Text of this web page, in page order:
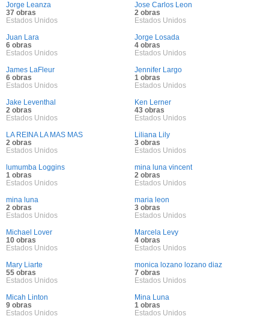
Jorge Leanza
37 obras
Estados Unidos
Jose Carlos Leon
2 obras
Estados Unidos
Juan Lara
6 obras
Estados Unidos
Jorge Losada
4 obras
Estados Unidos
James LaFleur
6 obras
Estados Unidos
Jennifer Largo
1 obras
Estados Unidos
Jake Leventhal
2 obras
Estados Unidos
Ken Lerner
43 obras
Estados Unidos
LA REINA LA MAS MAS
2 obras
Estados Unidos
Liliana Lily
3 obras
Estados Unidos
lumumba Loggins
1 obras
Estados Unidos
mina luna vincent
2 obras
Estados Unidos
mina luna
2 obras
Estados Unidos
maria leon
3 obras
Estados Unidos
Michael Lover
10 obras
Estados Unidos
Marcela Levy
4 obras
Estados Unidos
Mary Liarte
55 obras
Estados Unidos
monica lozano lozano diaz
7 obras
Estados Unidos
Micah Linton
9 obras
Estados Unidos
Mina Luna
1 obras
Estados Unidos